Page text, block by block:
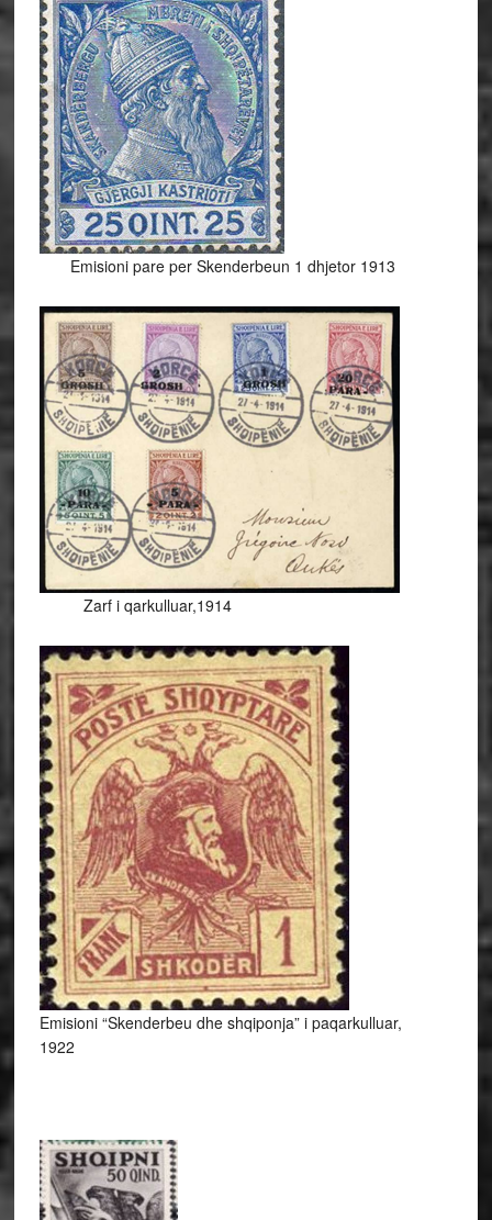
Emisioni pare per Skenderbeun 1 dhjetor 1913
Zarf i qarkulluar,1914
Emisioni “Skenderbeu dhe shqiponja” i paqarkulluar,
1922